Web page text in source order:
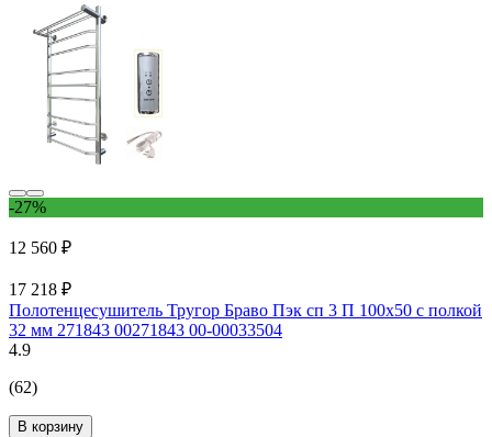
-27%
12 560 ₽
17 218 ₽
Полотенцесушитель Тругор Браво Пэк сп 3 П 100x50 с полкой
32 мм 271843 00271843 00-00033504
4.9
(62)
В корзину